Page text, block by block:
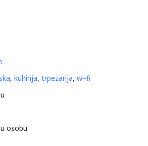
, kuhinja, trpezarija, wi-fi
osobu